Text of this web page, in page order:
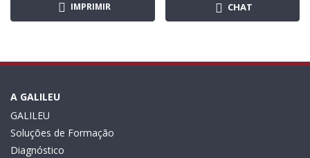
IMPRIMIR CHAT
A GALILEU
GALILEU
Soluções de Formação
Diagnóstico